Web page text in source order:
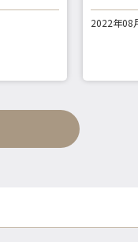
2022年08